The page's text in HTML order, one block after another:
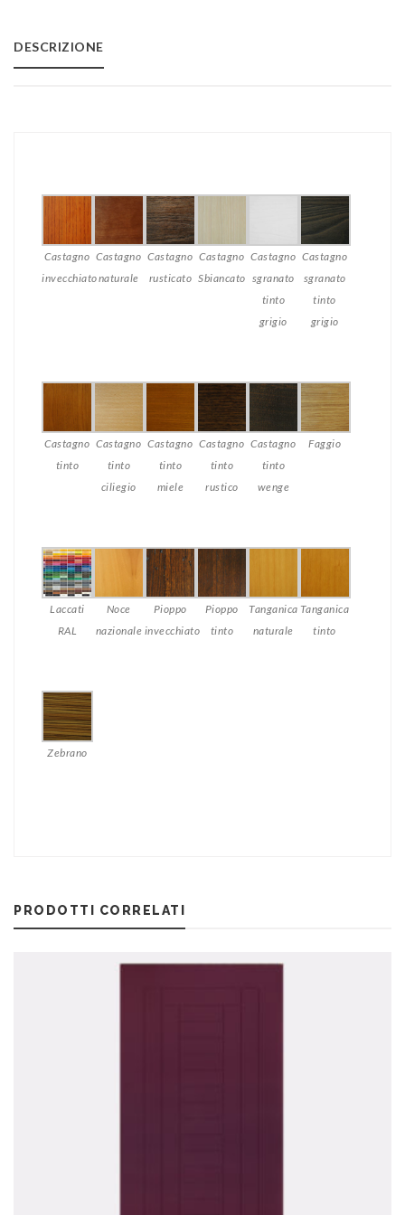
Wishlist
DESCRIZIONE
Castagno
invecchiato
Castagno
naturale
Castagno
rusticato
Castagno
Sbiancato
Castagno
sgranato
tinto
grigio
Castagno
sgranato
tinto
grigio
Castagno
tinto
Castagno
tinto
ciliegio
Castagno
tinto
miele
Castagno
tinto
rustico
Castagno
tinto
wenge
Faggio
Laccati
RAL
Noce
nazionale
Pioppo
invecchiato
Pioppo
tinto
Tanganica
naturale
Tanganica
tinto
Zebrano
PRODOTTI CORRELATI